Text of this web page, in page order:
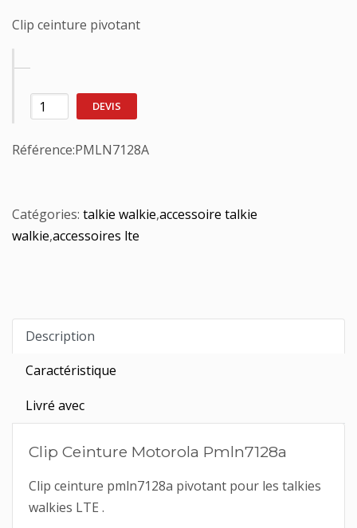
Clip ceinture pivotant
DEVIS
Référence:PMLN7128A
Catégories: talkie walkie,accessoire talkie
walkie,accessoires lte
Description
Caractéristique
Livré avec
Clip Ceinture Motorola Pmln7128a
Clip ceinture pmln7128a pivotant pour les talkies
walkies LTE .